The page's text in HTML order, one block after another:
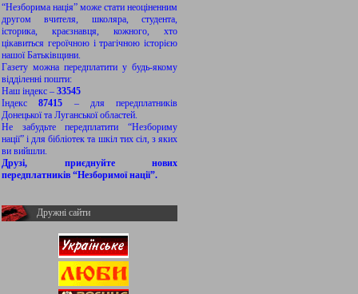
“Незборима нація” може стати неоціненним
другом вчителя, школяра, студента,
історика, краєзнавця, кожного, хто
цікавиться героїчною і трагічною історією
нашої Батьківщини.
Газету можна передплатити у будь-якому
відділенні пошти:
Наш індекс – 33545
Індекс87415 – для передплатників
Донецької та Луганської областей.
Не забудьте передплатити “Незбориму
нації” і для бібліотек та шкіл тих сіл, з яких
ви вийшли.
Друзі, приєднуйте нових
передплатників “Незборимої нації”.
Дружні сайти